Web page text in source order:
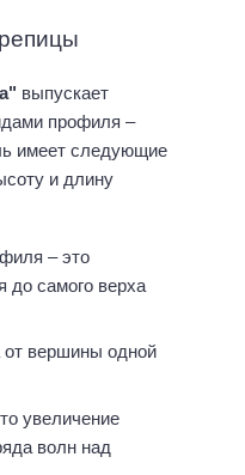
выпускает
профиля –
имеет следующие
и длину
– это
до самого верха
вершины одной
увеличение
волн над